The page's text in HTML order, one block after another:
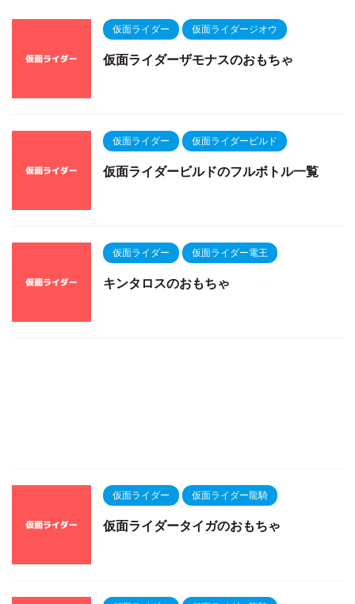
仮面ライダー 仮面ライダージオウ
仮面ライダーザモナスのおもちゃ
仮面ライダー 仮面ライダービルド
仮面ライダービルドのフルボトル一覧
仮面ライダー 仮面ライダー電王
キンタロスのおもちゃ
仮面ライダー 仮面ライダー龍騎
仮面ライダータイガのおもちゃ